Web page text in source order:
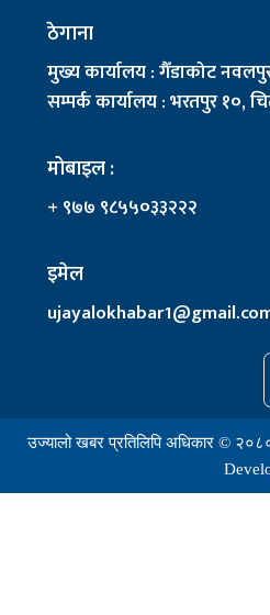
ठेगाना
मुख्य कार्यालय : गैँडाकोट
सम्पर्क कार्यालय : भरतपुर १०,
मोबाइल :
+ ९७७ ९८५५०३३२२२
इमेल
उज्यालो खबर प्रतिलिपि अधिकार © २०८०